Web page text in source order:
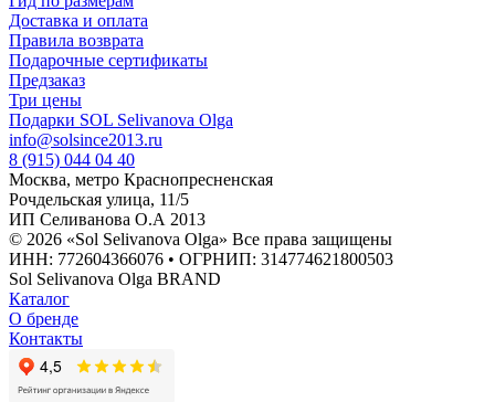
Доставка и оплата
Правила возврата
Подарочные сертификаты
Предзаказ
Три цены
Подарки SOL Selivanova Olga
info@solsince2013.ru
8 (915) 044 04 40
Москва, метро Краснопресненская
Рочдельская улица, 11/5
ИП Селиванова О.А 2013
© 2026 «Sol Selivanova Olga» Все права защищены
ИНН: 772604366076 • ОГРНИП: 314774621800503
Sol Selivanova Olga BRAND
Каталог
О бренде
Контакты